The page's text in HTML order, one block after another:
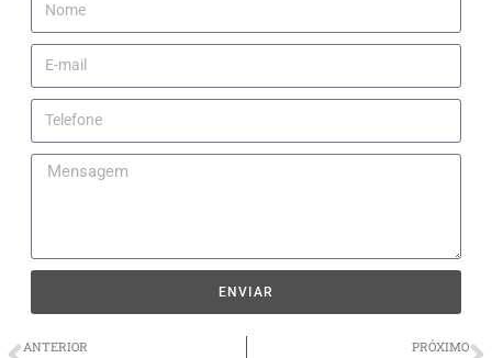
ENVIAR
ANTERIOR PRÓXIMO